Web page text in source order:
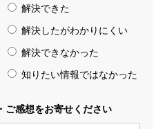
解決できた
解決したがわかりにくい
解決できなかった
知りたい情報ではなかった
ご感想をお寄せください